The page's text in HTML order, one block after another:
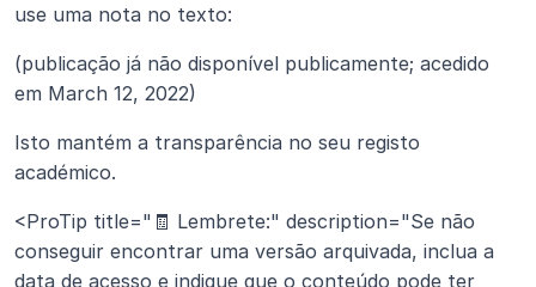
use uma nota no texto:
(publicação já não disponível publicamente; acedido
em March 12, 2022)
Isto mantém a transparência no seu registo
académico.
<ProTip title="🧾 Lembrete:" description="Se não
conseguir encontrar uma versão arquivada, inclua a
data de acesso e indique que o conteúdo pode ter